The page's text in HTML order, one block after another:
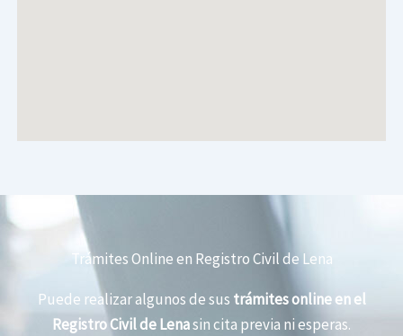
Trámites Online en Registro Civil de Lena
Puede realizar algunos de sus trámites online en el
Registro Civil de Lenasin cita previa ni esperas.